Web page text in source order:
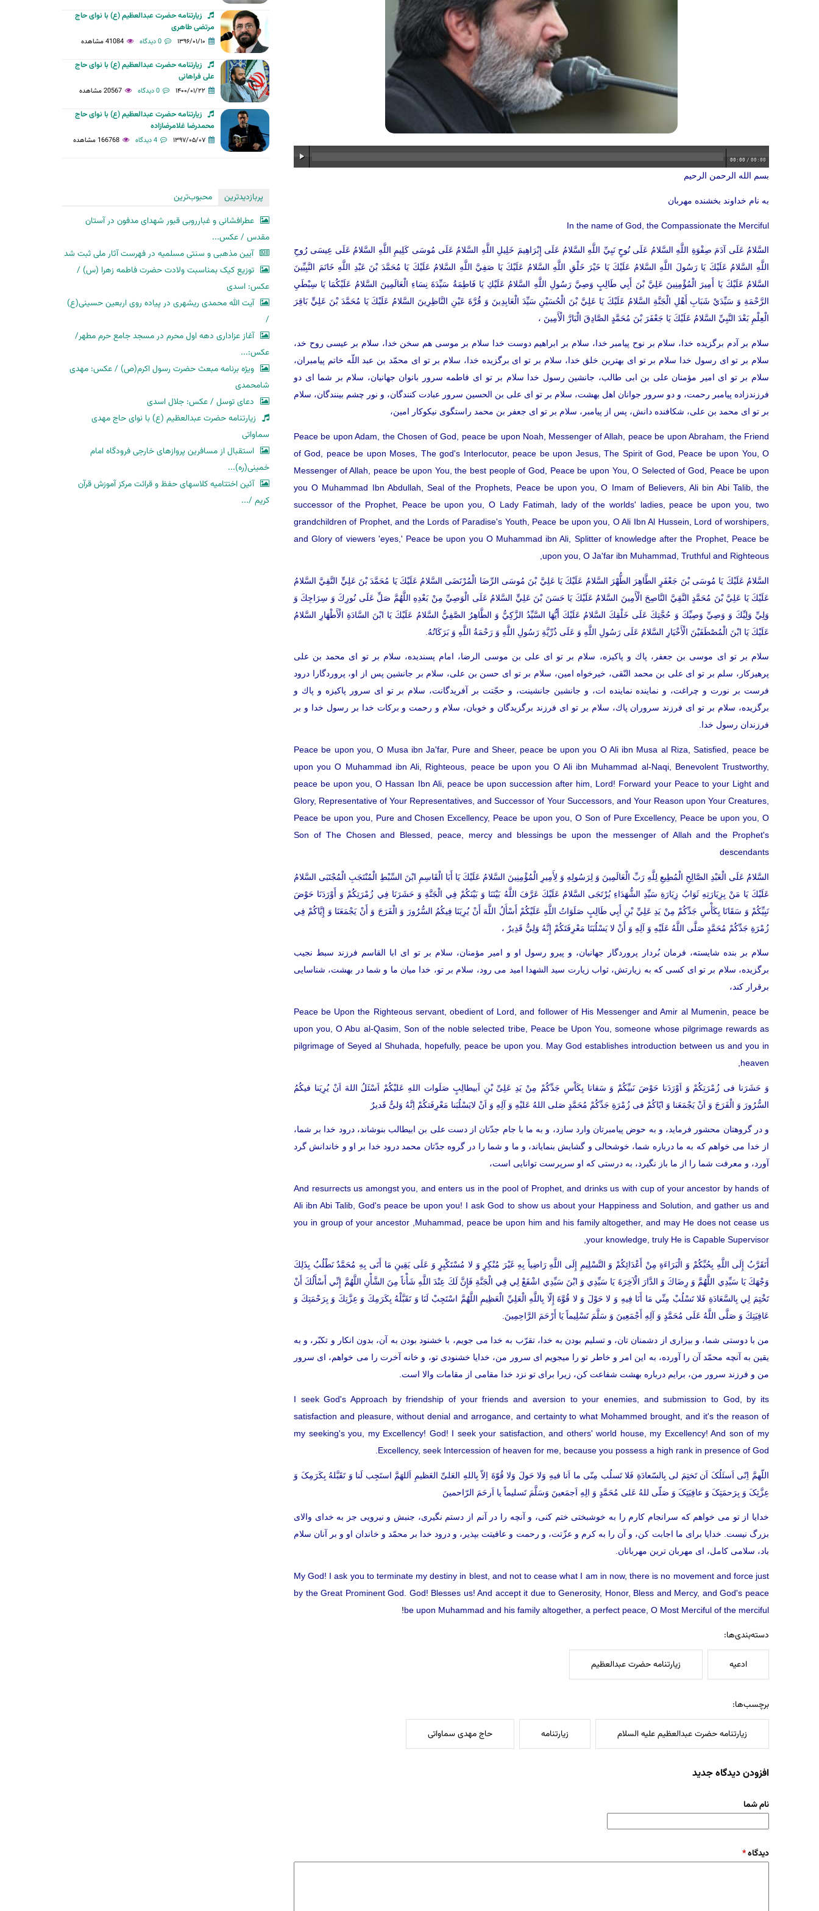
00:00 / 00:00
بسم الله الرحمن الرحیم
به نام خداوند بخشنده مهربان
In the name of God, the Compassionate the Merciful
السَّلامُ عَلَى آدَمَ صِفْوَةِ اللَّهِ السَّلامُ عَلَى نُوحٍ نَبِيِّ اللَّهِ السَّلامُ عَلَى إِبْرَاهِيمَ خَلِيلِ اللَّهِ السَّلامُ عَلَى مُوسَى كَلِيمِ اللَّهِ السَّلامُ عَلَى عِيسَى رُوحِ
اللَّهِ السَّلامُ عَلَيْكَ يَا رَسُولَ اللَّهِ السَّلامُ عَلَيْكَ يَا خَيْرَ خَلْقِ اللَّهِ السَّلامُ عَلَيْكَ يَا صَفِيَّ اللَّهِ السَّلامُ عَلَيْكَ يَا مُحَمَّدَ بْنَ عَبْدِ اللَّهِ خَاتَمَ النَّبِيِّينَ
السَّلامُ عَلَيْكَ يَا أَمِيرَ الْمُؤْمِنِينَ عَلِيَّ بْنَ أَبِي طَالِبٍ وَصِيَّ رَسُولِ اللَّهِ السَّلامُ عَلَيْكِ يَا فَاطِمَةُ سَيِّدَةَ نِسَاءِ الْعَالَمِينَ السَّلامُ عَلَيْكُمَا يَا سِبْطَيِ
الرَّحْمَةِ وَ سَيِّدَيْ شَبَابِ أَهْلِ الْجَنَّةِ السَّلامُ عَلَيْكَ يَا عَلِيَّ بْنَ الْحُسَيْنِ سَيِّدَ الْعَابِدِينَ وَ قُرَّةَ عَيْنِ النَّاظِرِينَ السَّلامُ عَلَيْكَ يَا مُحَمَّدَ بْنَ عَلِيٍّ بَاقِرَ
الْعِلْمِ بَعْدَ النَّبِيِّ السَّلامُ عَلَيْكَ يَا جَعْفَرَ بْنَ مُحَمَّدٍ الصَّادِقَ الْبَارَّ الْأَمِينَ ،
سلام بر آدم برگزيده خدا، سلام بر نوح پيامبر خدا، سلام بر ابراهيم دوست خدا سلام بر موسى هم سخن خدا، سلام بر عيسى روح خد،
سلام بر تو اى رسول خدا سلام بر تو اى بهترين خلق خدا، سلام بر تو اى برگزيده خدا، سلام بر تو اى محمّد بن عبد اللّه خاتم پيامبران،
سلام بر تو اى امير مؤمنان على بن ابى طالب، جانشين رسول خدا سلام بر تو اى فاطمه سرور بانوان جهانيان، سلام بر شما اى دو
فرزندزاده پيامبر رحمت، و دو سرور جوانان اهل بهشت، سلام بر تو اى على بن الحسين سرور عبادت كنندگان، و نور چشم بينندگان، سلام
بر تو اى محمد بن على، شكافنده دانش، پس از پيامبر، سلام بر تو اى جعفر بن محمد راستگوى نيكوكار امين،
Peace be upon Adam, the Chosen of God, peace be upon Noah, Messenger of Allah, peace be upon Abraham, the Friend
of God, peace be upon Moses, The god's Interlocutor, peace be upon Jesus, The Spirit of God, Peace be upon You, O
Messenger of Allah, peace be upon You, the best people of God, Peace be upon You, O Selected of God, Peace be upon
you O Muhammad Ibn Abdullah, Seal of the Prophets, Peace be upon you, O Imam of Believers, Ali bin Abi Talib, the
successor of the Prophet, Peace be upon you, O Lady Fatimah, lady of the worlds' ladies, peace be upon you, two
grandchildren of Prophet, and the Lords of Paradise's Youth, Peace be upon you, O Ali Ibn Al Hussein, Lord of worshipers,
and Glory of viewers 'eyes,' Peace be upon you O Muhammad ibn Ali, Splitter of knowledge after the Prophet, Peace be
upon you, O Ja'far ibn Muhammad, Truthful and Righteous,
السَّلامُ عَلَيْكَ يَا مُوسَى بْنَ جَعْفَرٍ الطَّاهِرَ الطُّهْرَ السَّلامُ عَلَيْكَ يَا عَلِيَّ بْنَ مُوسَى الرِّضَا الْمُرْتَضَى السَّلامُ عَلَيْكَ يَا مُحَمَّدَ بْنَ عَلِيٍّ التَّقِيَّ السَّلامُ
عَلَيْكَ يَا عَلِيَّ بْنَ مُحَمَّدٍ النَّقِيَّ النَّاصِحَ الْأَمِينَ السَّلامُ عَلَيْكَ يَا حَسَنَ بْنَ عَلِيٍّ السَّلامُ عَلَى الْوَصِيِّ مِنْ بَعْدِهِ اللَّهُمَّ صَلِّ عَلَى نُورِكَ وَ سِرَاجِكَ وَ
وَلِيِّ وَلِيِّكَ وَ وَصِيِّ وَصِيِّكَ وَ حُجَّتِكَ عَلَى خَلْقِكَ السَّلامُ عَلَيْكَ أَيُّهَا السَّيِّدُ الزَّكِيُّ وَ الطَّاهِرُ الصَّفِيُّ السَّلامُ عَلَيْكَ يَا ابْنَ السَّادَةِ الْأَطْهَارِ السَّلامُ
عَلَيْكَ يَا ابْنَ الْمُصْطَفَيْنَ الْأَخْيَارِ السَّلامُ عَلَى رَسُولِ اللَّهِ وَ عَلَى ذُرِّيَّةِ رَسُولِ اللَّهِ وَ رَحْمَةُ اللَّهِ وَ بَرَكَاتُهُ.
سلام بر تو اى موسى بن جعفر، پاك و پاكيزه، سلام بر تو اى على بن موسى الرضا، امام پسنديده، سلام بر تو اى محمد بن على
پرهيزکار، سلم بر تو اى على بن محمد النّقى، خيرخواه امين، سلام بر تو اى حسن بن على، سلام بر جانشين پس از او، پروردگارا درود
فرست بر نورت و چراغت، و نماينده نماينده ات، و جانشين جانشينت، و حجّتت بر آفريدگانت، سلام بر تو اى سرور پاكيزه و پاك و
برگزيده، سلام بر تو اى فرزند سروران پاك، سلام بر تو اى فرزند برگزيدگان و خوبان، سلام و رحمت و بركات خدا بر رسول خدا و بر
فرزندان رسول خدا.
Peace be upon you, O Musa ibn Ja'far, Pure and Sheer, peace be upon you O Ali ibn Musa al Riza, Satisfied, peace be
upon you O Muhammad ibn Ali, Righteous, peace be upon you O Ali ibn Muhammad al-Naqi, Benevolent Trustworthy,
peace be upon you, O Hassan Ibn Ali, peace be upon succession after him, Lord! Forward your Peace to your Light and
Glory, Representative of Your Representatives, and Successor of Your Successors, and Your Reason upon Your Creatures,
Peace be upon you, Pure and Chosen Excellency, Peace be upon you, O Son of Pure Excellency, Peace be upon you, O
Son of The Chosen and Blessed, peace, mercy and blessings be upon the messenger of Allah and the Prophet's
descendants
السَّلامُ عَلَى الْعَبْدِ الصَّالِحِ الْمُطِيعِ لِلَّهِ رَبِّ الْعَالَمِينَ وَ لِرَسُولِهِ وَ لِأَمِيرِ الْمُؤْمِنِينَ السَّلامُ عَلَيْكَ يَا أَبَا الْقَاسِمِ ابْنَ السِّبْطِ الْمُنْتَجَبِ الْمُجْتَبَى السَّلامُ
عَلَيْكَ يَا مَنْ بِزِيَارَتِهِ ثَوَابُ زِيَارَةِ سَيِّدِ الشُّهَدَاءِ يُرْتَجَى السَّلامُ عَلَيْكَ عَرَّفَ اللَّهُ بَيْنَنَا وَ بَيْنَكُمْ فِي الْجَنَّةِ وَ حَشَرَنَا فِي زُمْرَتِكُمْ وَ أَوْرَدَنَا حَوْضَ
نَبِيِّكُمْ وَ سَقَانَا بِكَأْسِ جَدِّكُمْ مِنْ يَدِ عَلِيِّ بْنِ أَبِي طَالِبٍ صَلَوَاتُ اللَّهِ عَلَيْكُمْ أَسْأَلُ اللَّهَ أَنْ يُرِيَنَا فِيكُمُ السُّرُورَ وَ الْفَرَجَ وَ أَنْ يَجْمَعَنَا وَ إِيَّاكُمْ فِي
زُمْرَةِ جَدِّكُمْ مُحَمَّدٍ صَلَّى اللَّهُ عَلَيْهِ وَ آلِهِ وَ أَنْ لا يَسْلُبَنَا مَعْرِفَتَكُمْ إِنَّهُ وَلِيٌّ قَدِيرٌ ،
سلام بر بنده شايسته، فرمان بُردار پروردگار جهانيان، و پيرو رسول او و امير مؤمنان، سلام بر تو اى ابا القاسم فرزند سبط نجيب
برگزيده، سلام بر تو اى كسی كه به زيارتش، ثواب زيارت سيد الشهدا اميد می رود، سلام بر تو، خدا ميان ما و شما در بهشت، شناسايى
برقرار كند،
Peace be Upon the Righteous servant, obedient of Lord, and follower of His Messenger and Amir al Mumenin, peace be
upon you, O Abu al-Qasim, Son of the noble selected tribe, Peace be Upon You, someone whose pilgrimage rewards as
pilgrimage of Seyed al Shuhada, hopefully, peace be upon you. May God establishes introduction between us and you in
heaven,
وَ حَشَرَنا فی زُمْرَتِكُمْ وَ اَوْرَدَنا حَوْضَ نَبیِّكُمْ وَ سَقانا بِكَاْسِ جَدِّكُمْ مِنْ یَدِ عَلِیِّ بْنِ اَبیطالِبٍ صَلَوات اللهِ عَلیْكُمْ اَسْئَلُ اللهَ اَنْ یُرِیَنا فیكُمُ
السُّرُورَ وَ الْفَرَجَ وَ اَنْ یَجْمَعَنا وَ ایّاكُمْ فی زُمْرَةِ جَدِّكُمْ مُحَمَّدٍ صَلی اللهُ عَلیْهِ وَ آلِهِ وَ اَنْ لایَسْلُبَنا مَعْرِفَتكُمْ اِنَّهُ وَلیٌّ قَدیرٌ
و در گروهتان محشور فرمايد، و به حوض پيامبرتان وارد سازد، و به ما با جام جدّتان از دست على بن ابيطالب بنوشاند، درود خدا بر شما،
از خدا می خواهم كه به ما درباره شما، خوشحالى و گشايش بنماياند، و ما و شما را در گروه جدّتان محمد درود خدا بر او و خاندانش گرد
آورد، و معرفت شما را از ما باز نگيرد، به درستى كه او سرپرست توانايى است،
And resurrects us amongst you, and enters us in the pool of Prophet, and drinks us with cup of your ancestor by hands of
Ali ibn Abi Talib, God's peace be upon you! I ask God to show us about your Happiness and Solution, and gather us and
you in group of your ancestor ,Muhammad, peace be upon him and his family altogether, and may He does not cease us
your knowledge, truly He is Capable Supervisor,
أَتَقَرَّبُ إِلَى اللَّهِ بِحُبِّكُمْ وَ الْبَرَاءَةِ مِنْ أَعْدَائِكُمْ وَ التَّسْلِيمِ إِلَى اللَّهِ رَاضِياً بِهِ غَيْرَ مُنْكِرٍ وَ لا مُسْتَكْبِرٍ وَ عَلَى يَقِينِ مَا أَتَى بِهِ مُحَمَّدٌ نَطْلُبُ بِذَلِكَ
وَجْهَكَ يَا سَيِّدِي اللَّهُمَّ وَ رِضَاكَ وَ الدَّارَ الْآخِرَةَ يَا سَيِّدِي وَ ابْنَ سَيِّدِي اشْفَعْ لِي فِي الْجَنَّةِ فَإِنَّ لَكَ عِنْدَ اللَّهِ شَأْناً مِنَ الشَّأْنِ اللَّهُمَّ إِنِّي أَسْأَلُكَ أَنْ
تَخْتِمَ لِي بِالسَّعَادَةِ فَلا تَسْلُبْ مِنِّي مَا أَنَا فِيهِ وَ لا حَوْلَ وَ لا قُوَّةَ إِلّا بِاللَّهِ الْعَلِيِّ الْعَظِيمِ اللَّهُمَّ اسْتَجِبْ لَنَا وَ تَقَبَّلْهُ بِكَرَمِكَ وَ عِزَّتِكَ وَ بِرَحْمَتِكَ وَ
عَافِيَتِكَ وَ صَلَّى اللَّهُ عَلَى مُحَمَّدٍ وَ آلِهِ أَجْمَعِينَ وَ سَلَّمَ تَسْلِيماً يَا أَرْحَمَ الرَّاحِمِينَ.
من با دوستى شما، و بيزارى از دشمنان تان، و تسليم بودن به خدا، تقرّب به خدا می جويم، با خشنود بودن به آن، بدون انكار و تكبّر، و به
يقين به آنچه محمّد آن را آورده، به اين امر و خاطر تو را میجويم اى سرور من، خدايا خشنودى تو، و خانه آخرت را می خواهم، اى سرور
من و فرزند سرور من، برايم درباره بهشت شفاعت كن، زيرا براى تو نزد خدا مقامى از مقامات والا است.
I seek God's Approach by friendship of your friends and aversion to your enemies, and submission to God, by its
satisfaction and pleasure, without denial and arrogance, and certainty to what Mohammed brought, and it's the reason of
my seeking's you, my Excellency! God! I seek your satisfaction, and others' world house, my Excellency! And son of my
Excellency, seek Intercession of heaven for me, because you possess a high rank in presence of God.
اللّهمَّ اِنّی اَسئَلُکَ اَن تَختِمَ لی بِالسّعادَةِ فَلا تَسلُب مِنّی ما اَنا فیهِ وَلا حَولَ وَلا قُوّةَ اِلاّ بِاللهِ العَلیِّ العَظیمِ اَللهَمَّ استَجِب لَنا وَ تَقَبَّلهُ بِکَرَمِکَ وَ
عِزَّتِکَ وَ بِرَحمَتِکَ وَ عافِیَتِکَ وَ صَلّی للهُ عَلی مُحَمَّدٍ وَ الِهِ اَجمَعینَ وَسَلَّمَ تَسلیماً یا اَرحَمَ الرّاحمینَ
خدايا از تو می خواهم كه سرانجام كارم را به خوشبختى ختم كنى، و آنچه را در آنم از دستم نگيرى، جنبش و نيرويى جز به خداى والاى
بزرگ نيست. خدايا براى ما اجابت كن، و آن را به كرم و عزّتت، و رحمت و عافيتت بپذير، و درود خدا بر محمّد و خاندان او و بر آنان سلام
باد، سلامى كامل، اى مهربان ترين مهربانان.
My God! I ask you to terminate my destiny in blest, and not to cease what I am in now, there is no movement and force just
by the Great Prominent God. God! Blesses us! And accept it due to Generosity, Honor, Bless and Mercy, and God's peace
be upon Muhammad and his family altogether, a perfect peace, O Most Merciful of the merciful
!
دسته‌بندی‌ها:
ادعیه زیارتنامه حضرت عبدالعظیم
برچسب‌ها:
زیارتنامه حضرت عبدالعظیم علیه السلام زیارتنامه حاج مهدی سماواتی
افزودن دیدگاه جدید
نام شما
دیدگاه*
زیارتنامه حضرت عبدالعظیم (ع) با نوای حاج
مرتضی طاهری
۱۳۹۶/۰۱/۱۰ 0 دیدگاه 41084 مشاهده
زیارتنامه حضرت عبدالعظیم (ع) با نوای حاج
علی فراهانی
۱۴۰۰/۰۱/۲۲ 0 دیدگاه 20567 مشاهده
زیارتنامه حضرت عبدالعظیم (ع) با نوای حاج
محمدرضا غلامرضازاده
۱۳۹۷/۰۵/۰۷ 4 دیدگاه 166768 مشاهده
پربازدیدترین
محبوب‌ترین
عطرافشانی و غبارروبی قبور شهدای مدفون در آستان
مقدس / عکس...
آیین مذهبی و سنتی مسلمیه در فهرست آثار ملی ثبت شد
توزیع کیک بمناسبت ولادت حضرت فاطمه زهرا (س) /
عکس: اسدی
آیت الله محمدی ریشهری در پیاده روی اربعین حسینی(ع)
/
آغاز عزاداری دهه اول محرم در مسجد جامع حرم مطهر/
عکس:...
ویژه برنامه مبعث حضرت رسول اکرم(ص) / عکس: مهدی
شامحمدی
دعای توسل / عکس: جلال اسدی
زیارتنامه حضرت عبدالعظیم (ع) با نوای حاج مهدی
سماواتی
استقبال از مسافرین پروازهای خارجی فرودگاه امام
خمینی(ره)...
آئین اختتامیه کلاسهای حفظ و قرائت مرکز آموزش قرآن
کریم /...